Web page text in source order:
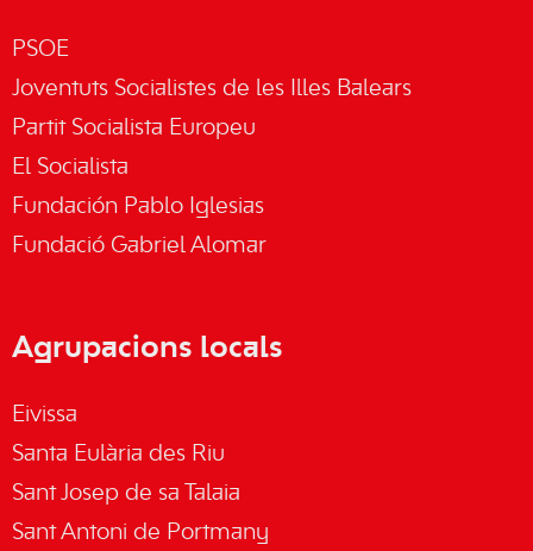
PSOE
Joventuts Socialistes de les Illes Balears
Partit Socialista Europeu
El Socialista
Fundación Pablo Iglesias
Fundació Gabriel Alomar
Agrupacions locals
Eivissa
Santa Eulària des Riu
Sant Josep de sa Talaia
Sant Antoni de Portmany